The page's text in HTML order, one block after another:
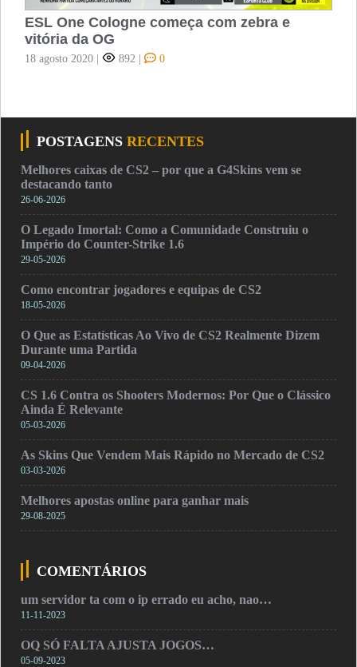
ESL One Cologne começa com zebra e
vitória da OG
18 agosto 2020 | 892 | 0
POSTAGENS RECENTES
Melhores caixas de CS2 – por que a G4Skins vem se
destacando tanto
26-06-2026
O Legado Imortal: Como a Comunidade Construiu o
Império do Counter-Strike 1.6
29-05-2026
Como encontrar jogadores e equipas de CS2
18-05-2026
O Que as Estatísticas Ao Vivo de CS2 Realmente Dizem
Durante uma Partida
09-04-2026
CS 1.6 Contra os Shooters Modernos: Por Que o Clássico
Ainda É Relevante
05-03-2026
As Skins Que Vendem Mais Rápido no Mercado de CS2
03-03-2026
Melhores apostas online para ganhar mais
29-08-2025
COMENTÁRIOS
um servidor ta com o ip errado eu acho, nao…
11-11-2023
OQ SÓ FALTA AJUSTA JOGOS…
05-09-2023